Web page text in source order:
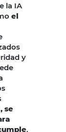
la IA
el
y
se
.